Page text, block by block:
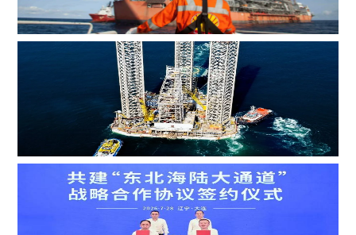
MOL Group斥资7.2亿美元收购壳牌旗下塞浦路斯子公司
Borr Drilling墨西哥合资公司完成五座钻井平台收购，交易
额2.87亿美元